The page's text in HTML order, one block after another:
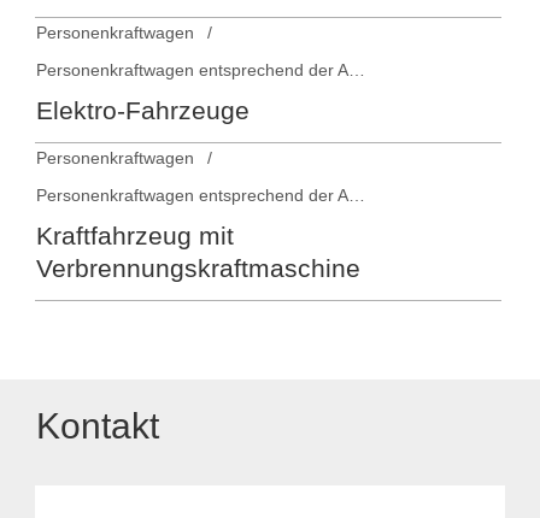
Personenkraftwagen
Elektro-Fahrzeuge
Personenkraftwagen
Kraftfahrzeug mit
Verbrennungskraftmaschine
Kontakt